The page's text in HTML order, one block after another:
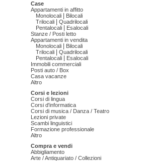
Case
Appartamenti in affitto
Monolocali
Bilocali
Trilocali
Quadrilocali
Pentalocali
Esalocali
Stanze / Posti letto
Appartamenti in vendita
Monolocali
Bilocali
Trilocali
Quadrilocali
Pentalocali
Esalocali
Immobili commerciali
Posti auto / Box
Casa vacanze
Altro
Corsi e lezioni
Corsi di lingua
Corsi d'informatica
Corsi di musica / Danza / Teatro
Lezioni private
Scambi linguistici
Formazione professionale
Altro
Compra e vendi
Abbigliamento
Arte / Antiquariato / Collezioni